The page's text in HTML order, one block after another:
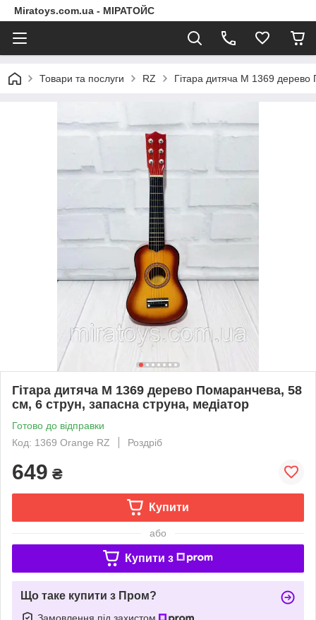
Miratoys.com.ua - МІРАТОЙС
Товари та послуги RZ Гітара дитяча M 1369
Гітара дитяча M 1369 дерево Помаранчева, 58
см, 6 струн, запасна струна, медіатор
Готово до відправки
Код: 1369 Orange RZ
Роздріб
649 ₴
Купити
або
Купити з
Що таке купити з Пром?
Замовлення під захистом